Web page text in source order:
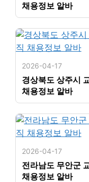
채용정보 알바
2026-04-17
경상북도 상주시
채용정보 알바
2026-04-17
전라남도 무안군
채용정보 알바